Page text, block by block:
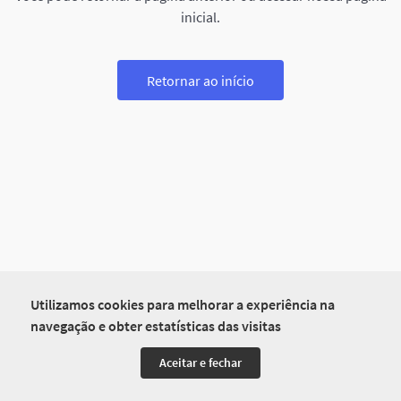
Utilizamos cookies para melhorar a experiência na
navegação e obter estatísticas das visitas
Aceitar e fechar
inicial.
Retornar ao início